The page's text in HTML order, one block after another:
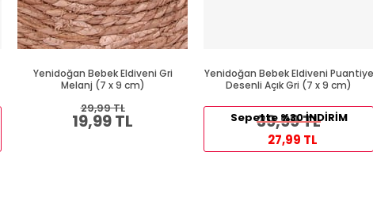
Yenidoğan Bebek Eldiveni Gri
Melanj (7 x 9 cm)
19,99 TL
29,99 TL
Yenidoğan Bebek Eldiveni Puantiye
Desenli Açık Gri (7 x 9 cm)
39,99 TL
Sepette %30 İNDİRİM
27,99 TL